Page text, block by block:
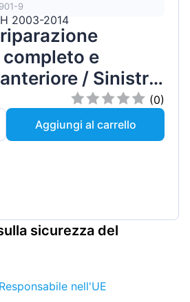
9
2003-2014
e
/ Sinistra
(0)
Aggiungi al carrello
sicurezza del
nell'UE